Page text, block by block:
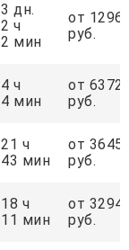
3 дн.
2 ч
2 мин
от
руб.
4 ч
4 мин
от 6372
руб.
21 ч
43 мин
от
руб.
18 ч
11 мин
от
руб.